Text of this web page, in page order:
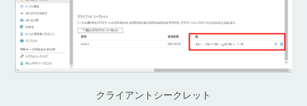
クライアントシークレット